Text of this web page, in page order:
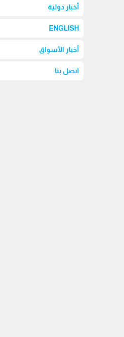
أخبار دولية
ENGLISH
أخبار الأسواق
اتصل بنا